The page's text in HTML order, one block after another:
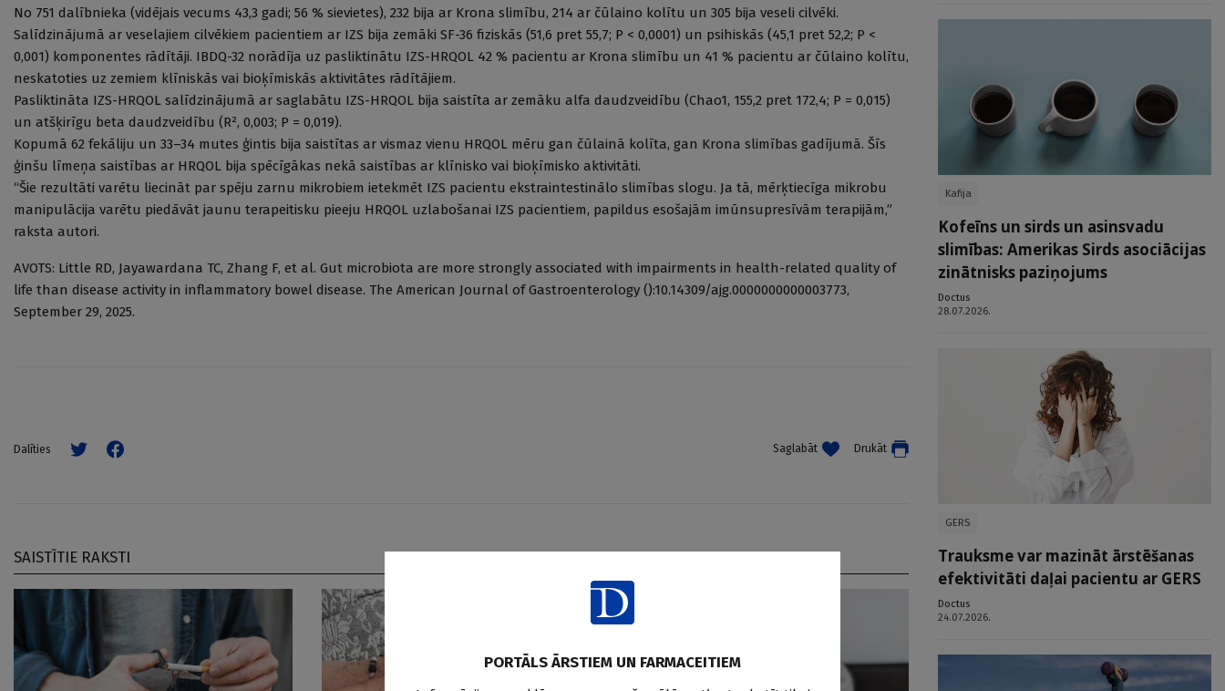
No 751 dalībnieka (vidējais vecums 43,3 gadi; 56 % sievietes), 232 bija ar Krona slimību, 214 ar čūlaino kolītu un 305 bija veseli cilvēki.
Salīdzinājumā ar veselajiem cilvēkiem pacientiem ar IZS bija zemāki SF-36 fiziskās (51,6 pret 55,7; P < 0,0001) un psihiskās (45,1 pret 52,2; P <
0,001) komponentes rādītāji. IBDQ-32 norādīja uz pasliktinātu IZS-HRQOL 42 % pacientu ar Krona slimību un 41 % pacientu ar čūlaino kolītu,
neskatoties uz zemiem klīniskās vai bioķīmiskās aktivitātes rādītājiem.
Pasliktināta IZS-HRQOL salīdzinājumā ar saglabātu IZS-HRQOL bija saistīta ar zemāku alfa daudzveidību (Chao1, 155,2 pret 172,4; P = 0,015)
un atšķirīgu beta daudzveidību (R², 0,003; P = 0,019).
Kopumā 62 fekāliju un 33–34 mutes ģintis bija saistītas ar vismaz vienu HRQOL mēru gan čūlainā kolīta, gan Krona slimības gadījumā. Šīs
ģinšu līmeņa saistības ar HRQOL bija spēcīgākas nekā saistības ar klīnisko vai bioķīmisko aktivitāti.
“Šie rezultāti varētu liecināt par spēju zarnu mikrobiem ietekmēt IZS pacientu ekstraintestinālo slimības slogu. Ja tā, mērķtiecīga mikrobu
manipulācija varētu piedāvāt jaunu terapeitisku pieeju HRQOL uzlabošanai IZS pacientiem, papildus esošajām imūnsupresīvām terapijām,”
raksta autori.
AVOTS: Little RD, Jayawardana TC, Zhang F, et al. Gut microbiota are more strongly associated with impairments in health-related quality of
life than disease activity in inflammatory bowel disease. The American Journal of Gastroenterology ():10.14309/ajg.0000000000003773,
September 29, 2025.
Dalīties Saglabāt Drukāt
SAISTĪTIE RAKSTI
Kafija
Kofeīns un sirds un asinsvadu
slimības: Amerikas Sirds asociācijas
zinātnisks paziņojums
Doctus
28.07.2026.
GERS
Trauksme var mazināt ārstēšanas
efektivitāti daļai pacientu ar GERS
Doctus
24.07.2026.
PORTĀLS ĀRSTIEM UN FARMACEITIEM